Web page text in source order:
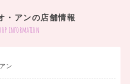
・アンの店舗情報
information
ン